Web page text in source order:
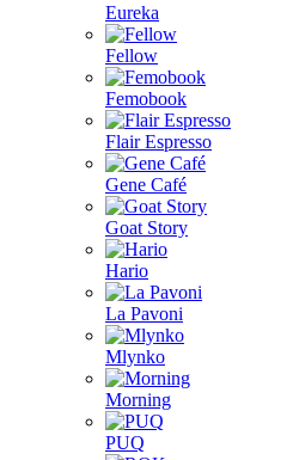
Eureka
Fellow
Femobook
Flair Espresso
Gene Café
Goat Story
Hario
La Pavoni
Mlynko
Morning
PUQ